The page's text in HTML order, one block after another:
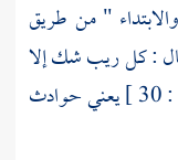
" من طريق
: كل ريب شك إلا
[ الآية : 30 ] يعني حوادث